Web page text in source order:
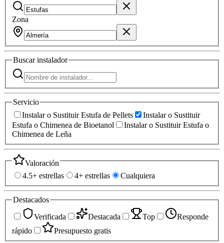
Zona
Buscarinstalador
Servicio
Instalar o Sustituir Estufa de Pellets
Instalar o Sustituir
Estufa o Chimenea de Bioetanol
Instalar o Sustituir Estufa o
Chimenea de Leña
Valoración
4.5+ estrellas
4+ estrellas Cualquiera
Destacados
Verificada
Destacada Top
Responde
rápido
Presupuesto gratis